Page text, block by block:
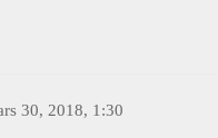
30, 2018, 1:30